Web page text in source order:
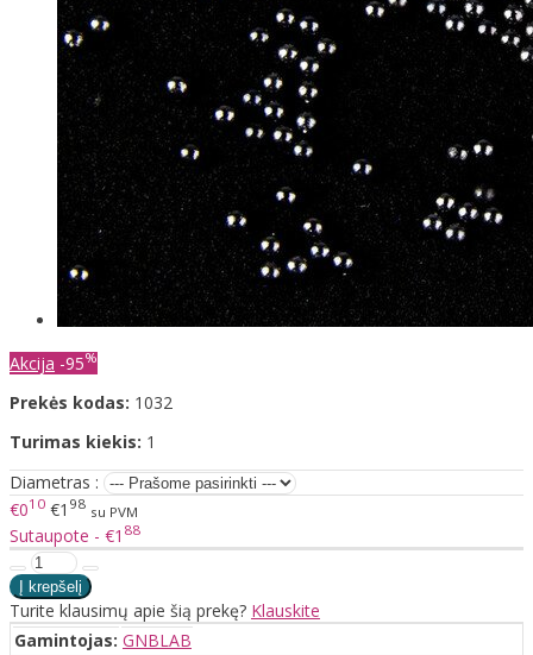
Akcija -95%
Prekės kodas: 1032
Turimas kiekis: 1
Diametras :
€010 €1 98 su PVM
Sutaupote - €1 88
Turite klausimų apie šią prekę? Klauskite
Gamintojas: GNBLAB